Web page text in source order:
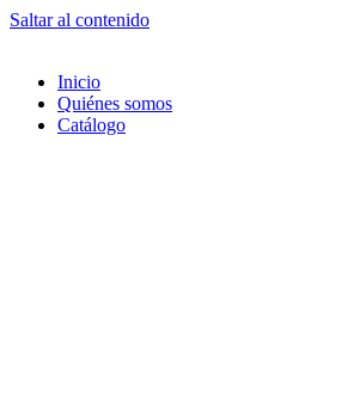
Saltar al contenido
Inicio
Quiénes somos
Catálogo